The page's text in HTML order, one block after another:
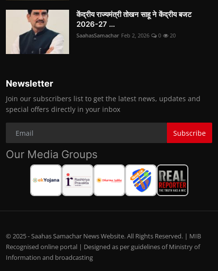
केंद्रीय राज्यमंत्री तोखन साहू ने केंद्रीय बजट
2026-27 ...
SaahasSamachar Feb 2, 2026 0 20
Newsletter
Join our subscribers list to get the latest news, updates and
special offers directly in your inbox
Subscribe
Our Media Groups
© 2025 - Saahas Samachar News Website. All Rights Reserved. | MIB
Recognised online portal | Designed as per guidelines of Ministry of
Information and broadcasting